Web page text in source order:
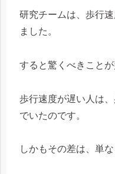
研究チームは、歩行
ました。
すると驚くべきことが
歩行速度が遅い人は
でいたのです。
しかもその差は、単